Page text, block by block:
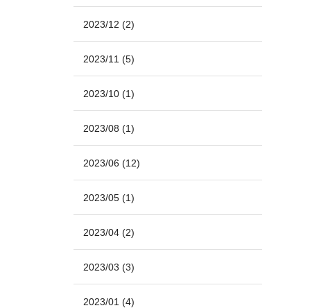
2023/12 (2)
2023/11 (5)
2023/10 (1)
2023/08 (1)
2023/06 (12)
2023/05 (1)
2023/04 (2)
2023/03 (3)
2023/01 (4)